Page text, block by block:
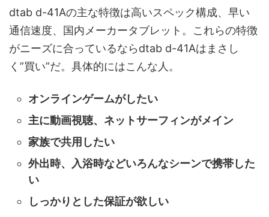
dtab d-41Aの主な特徴は高いスペック構成、早い
通信速度、国内メーカータブレット。これらの特徴
がニーズに合っているならdtab d-41Aはまさし
く”買い”だ。具体的にはこんな人。
オンラインゲームがしたい
主に動画視聴、ネットサーフィンがメイン
家族で共用したい
外出時、入浴時などいろんなシーンで携帯した
い
しっかりとした保証が欲しい